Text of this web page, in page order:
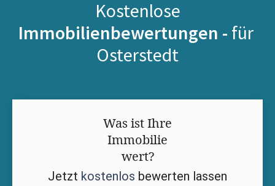
Kostenlose
Immobilienbewertungen - für
Osterstedt
Was ist Ihre
Immobilie
wert?
Jetzt kostenlos bewerten lassen